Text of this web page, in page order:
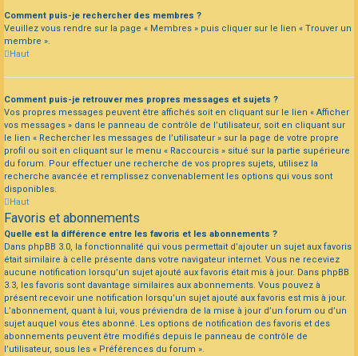
Comment puis-je rechercher des membres ?
Veuillez vous rendre sur la page « Membres » puis cliquer sur le lien « Trouver un
membre ».
Haut
Comment puis-je retrouver mes propres messages et sujets ?
Vos propres messages peuvent être affichés soit en cliquant sur le lien « Afficher
vos messages » dans le panneau de contrôle de l’utilisateur, soit en cliquant sur
le lien « Rechercher les messages de l’utilisateur » sur la page de votre propre
profil ou soit en cliquant sur le menu « Raccourcis » situé sur la partie supérieure
du forum. Pour effectuer une recherche de vos propres sujets, utilisez la
recherche avancée et remplissez convenablement les options qui vous sont
disponibles.
Haut
Favoris et abonnements
Quelle est la différence entre les favoris et les abonnements ?
Dans phpBB 3.0, la fonctionnalité qui vous permettait d’ajouter un sujet aux favoris
était similaire à celle présente dans votre navigateur internet. Vous ne receviez
aucune notification lorsqu’un sujet ajouté aux favoris était mis à jour. Dans phpBB
3.3, les favoris sont davantage similaires aux abonnements. Vous pouvez à
présent recevoir une notification lorsqu’un sujet ajouté aux favoris est mis à jour.
L’abonnement, quant à lui, vous préviendra de la mise à jour d’un forum ou d’un
sujet auquel vous êtes abonné. Les options de notification des favoris et des
abonnements peuvent être modifiés depuis le panneau de contrôle de
l’utilisateur, sous les « Préférences du forum ».